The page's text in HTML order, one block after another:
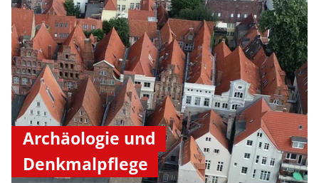
Archäologie und
Denkmalpflege